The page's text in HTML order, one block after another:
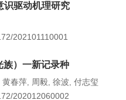
识驱动机理研究
202101110001
族）一新记录种
黄春萍, 周毅, 徐波, 付志玺
202012060002